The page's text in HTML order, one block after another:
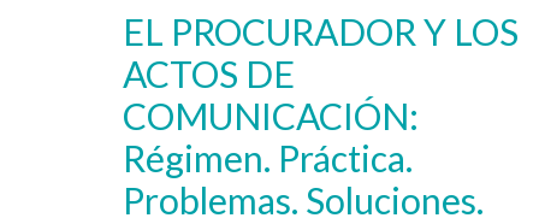
EL PROCURADOR Y LOS
ACTOS DE
COMUNICACIÓN:
Régimen. Práctica.
Problemas. Soluciones.